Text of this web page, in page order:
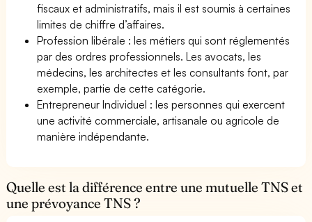
fiscaux et administratifs, mais il est soumis à certaines
limites de chiffre d’affaires.
Profession libérale : les métiers qui sont réglementés
par des ordres professionnels. Les avocats, les
médecins, les architectes et les consultants font, par
exemple, partie de cette catégorie.
Entrepreneur Individuel : les personnes qui exercent
une activité commerciale, artisanale ou agricole de
manière indépendante.
Quelle est la différence entre une mutuelle TNS et
une prévoyance TNS ?